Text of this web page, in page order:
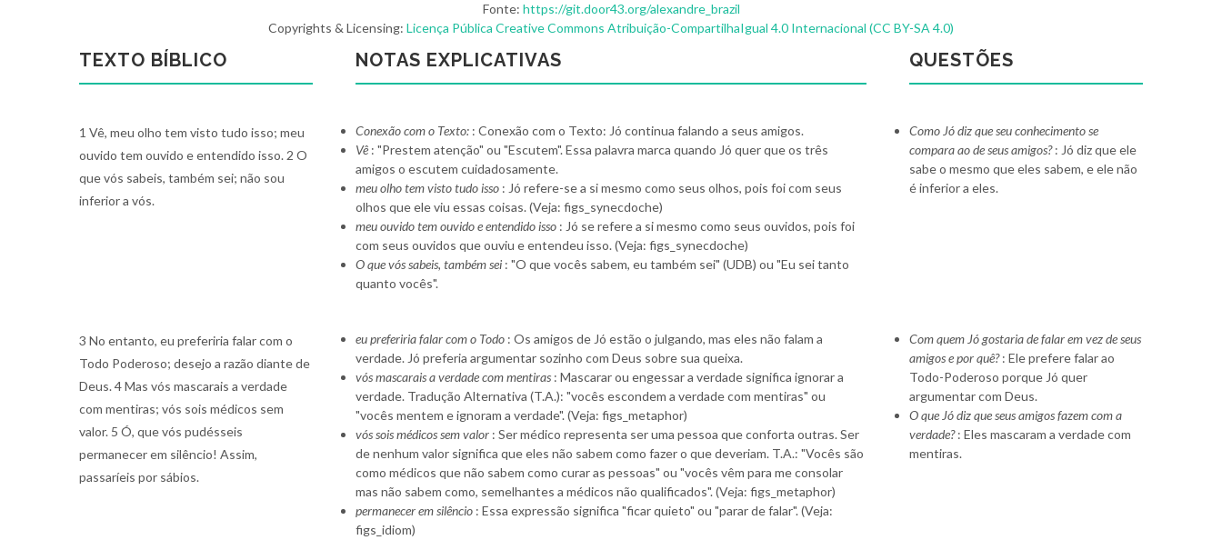
Fonte: https://git.door43.org/alexandre_brazil
Copyrights & Licensing: Licença Pública Creative Commons Atribuição-CompartilhaIgual 4.0 Internacional (CC BY-SA 4.0)
TEXTO BÍBLICO NOTAS EXPLICATIVAS QUESTÕES
1 Vê, meu olho tem visto tudo isso; meu
ouvido tem ouvido e entendido isso. 2 O
que vós sabeis, também sei; não sou
inferior a vós.
Conexão com o Texto: : Conexão com o Texto: Jó continua falando a seus amigos.
Vê : "Prestem atenção" ou "Escutem". Essa palavra marca quando Jó quer que os três
amigos o escutem cuidadosamente.
meu olho tem visto tudo isso : Jó refere-se a si mesmo como seus olhos, pois foi com seus
olhos que ele viu essas coisas. (Veja: figs_synecdoche)
meu ouvido tem ouvido e entendido isso : Jó se refere a si mesmo como seus ouvidos, pois foi
com seus ouvidos que ouviu e entendeu isso. (Veja: figs_synecdoche)
O que vós sabeis, também sei : "O que vocês sabem, eu também sei" (UDB) ou "Eu sei tanto
quanto vocês".
Como Jó diz que seu conhecimento se
compara ao de seus amigos?: Jó diz que ele
sabe o mesmo que eles sabem, e ele não
é inferior a eles.
3 No entanto, eu preferiria falar com o
Todo Poderoso; desejo a razão diante de
Deus. 4 Mas vós mascarais a verdade
com mentiras; vós sois médicos sem
valor. 5 Ó, que vós pudésseis
permanecer em silêncio! Assim,
passaríeis por sábios.
eu preferiria falar com o Todo : Os amigos de Jó estão o julgando, mas eles não falam a
verdade. Jó preferia argumentar sozinho com Deus sobre sua queixa.
vós mascarais a verdade com mentiras : Mascarar ou engessar a verdade significa ignorar a
verdade. Tradução Alternativa (T.A.): "vocês escondem a verdade com mentiras" ou
"vocês mentem e ignoram a verdade". (Veja: figs_metaphor)
vós sois médicos sem valor : Ser médico representa ser uma pessoa que conforta outras. Ser
de nenhum valor significa que eles não sabem como fazer o que deveriam. T.A.: "Vocês são
como médicos que não sabem como curar as pessoas" ou "vocês vêm para me consolar
mas não sabem como, semelhantes a médicos não qualificados". (Veja: figs_metaphor)
permanecer em silêncio : Essa expressão significa "ficar quieto" ou "parar de falar". (Veja:
figs_idiom)
Com quem Jó gostaria de falar em vez de seus
amigos e por quê?: Ele prefere falar ao
Todo-Poderoso porque Jó quer
argumentar com Deus.
O que Jó diz que seus amigos fazem com a
verdade?: Eles mascaram a verdade com
mentiras.